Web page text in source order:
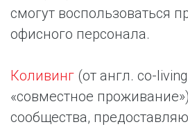
смогут воспользоваться
офисного персонала.
Коливинг (от англ. co-
«совместное
сообщества,